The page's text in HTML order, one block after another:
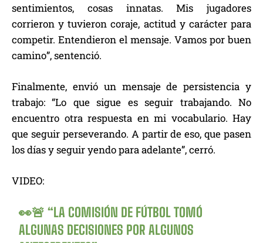
sentimientos, cosas innatas. Mis jugadores
corrieron y tuvieron coraje, actitud y carácter para
competir. Entendieron el mensaje. Vamos por buen
camino”, sentenció.
Finalmente, envió un mensaje de persistencia y
trabajo: “Lo que sigue es seguir trabajando. No
encuentro otra respuesta en mi vocabulario. Hay
que seguir perseverando. A partir de eso, que pasen
los días y seguir yendo para adelante”, cerró.
VIDEO:
👀🚨 “LA COMISIÓN DE FÚTBOL TOMÓ
ALGUNAS DECISIONES POR ALGUNOS